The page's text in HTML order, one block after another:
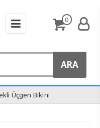
0
Üçgen Bikini